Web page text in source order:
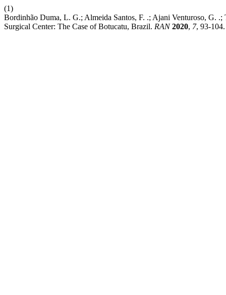
(1)
Bordinhão Duma, L. G.; Almeida Santos, F. .; Ajani Venturoso, G.
Surgical Center: The Case of Botucatu, Brazil. RAN 2020, 7, 93-104.